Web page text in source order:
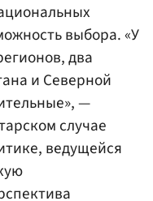
выбора. «У
два
и Северной
—
случае
ведущейся